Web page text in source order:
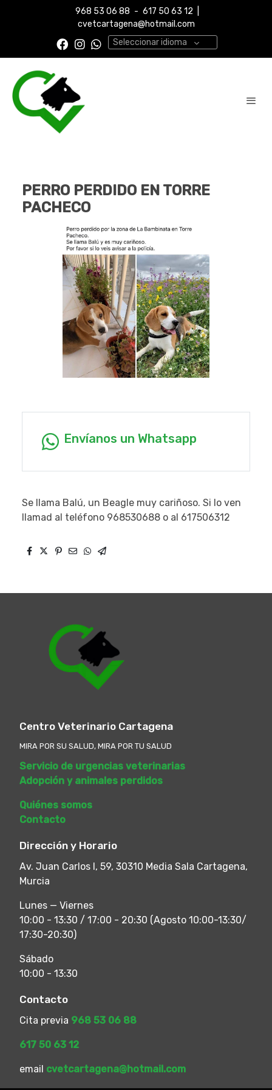
968 53 06 88 - 617 50 63 12
cvetcartagena@hotmail.com
Seleccionar idioma
PERRO PERDIDO EN TORRE
PACHECO
Envíanos un Whatsapp
Se llama Balú, un Beagle muy cariñoso. Si lo ven
llamad al teléfono 968530688 o al 617506312
Centro Veterinario Cartagena
MIRA POR SU SALUD, MIRA POR TU SALUD
Servicio de urgencias veterinarias
Adopción y animales perdidos
Quiénes somos
Contacto
Dirección y Horario
Av. Juan Carlos I, 59, 30310 Media Sala Cartagena,
Murcia
Lunes — Viernes
10:00 - 13:30 / 17:00 - 20:30 (Agosto 10:00-13:30/
17:30-20:30)
Sábado
10:00 - 13:30
Contacto
Cita previa 968 53 06 88
617 50 63 12
email cvetcartagena@hotmail.com